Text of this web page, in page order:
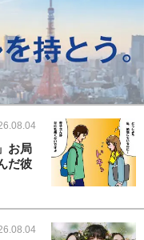
お局
だ彼